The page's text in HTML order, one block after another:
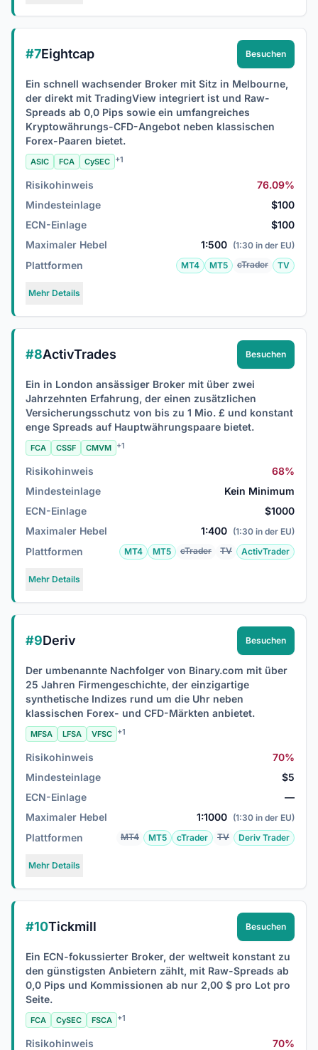
#7Eightcap Besuchen
Ein schnell wachsender Broker mit Sitz in Melbourne,
der direkt mit TradingView integriert ist und Raw-
Spreads ab 0,0 Pips sowie ein umfangreiches
Kryptowährungs-CFD-Angebot neben klassischen
Forex-Paaren bietet.
ASIC FCA CySEC +1
Risikohinweis
76.09%
Mindesteinlage
$100
ECN-Einlage
$100
Maximaler Hebel
1:500 (1:30 in der EU)
Plattformen MT4 MT5 cTrader TV
Mehr Details
#8ActivTrades Besuchen
Ein in London ansässiger Broker mit über zwei
Jahrzehnten Erfahrung, der einen zusätzlichen
Versicherungsschutz von bis zu 1 Mio. £ und konstant
enge Spreads auf Hauptwährungspaare bietet.
FCA CSSF CMVM +1
Risikohinweis
68%
Mindesteinlage
Kein Minimum
ECN-Einlage
$1000
Maximaler Hebel
1:400 (1:30 in der EU)
Plattformen MT4 MT5 cTrader TV ActivTrader
Mehr Details
#9Deriv Besuchen
Der umbenannte Nachfolger von Binary.com mit über
25 Jahren Firmengeschichte, der einzigartige
synthetische Indizes rund um die Uhr neben
klassischen Forex- und CFD-Märkten anbietet.
MFSA LFSA VFSC +1
Risikohinweis
70%
Mindesteinlage
$5
ECN-Einlage
—
Maximaler Hebel
1:1000 (1:30 in der EU)
Plattformen MT4 MT5 cTrader TV Deriv Trader
Mehr Details
#10Tickmill Besuchen
Ein ECN-fokussierter Broker, der weltweit konstant zu
den günstigsten Anbietern zählt, mit Raw-Spreads ab
0,0 Pips und Kommissionen ab nur 2,00 $ pro Lot pro
Seite.
FCA CySEC FSCA +1
Risikohinweis
70%